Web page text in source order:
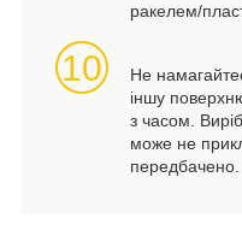
ракелем/
10
Не
іншу
з часом.
може не
передбачено.